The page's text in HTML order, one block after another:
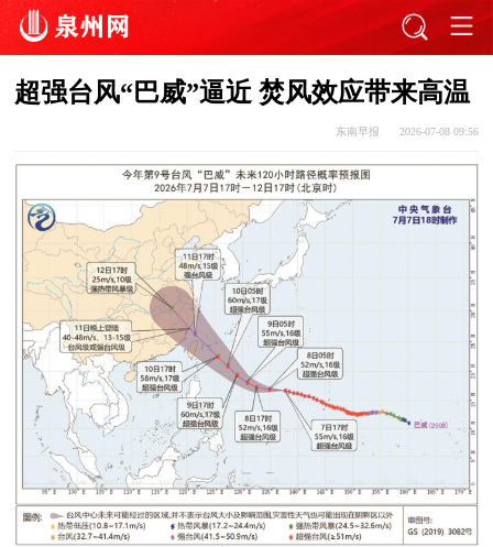
超强台风“巴威”逼近 焚风效应带来高温
东南早报 2026-07-08 09:56